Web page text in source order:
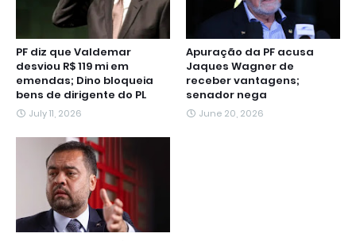
PF diz que Valdemar
desviou R$ 119 mi em
emendas; Dino bloqueia
bens de dirigente do PL
July 11, 2026
Apuração da PF acusa
Jaques Wagner de
receber vantagens;
senador nega
June 20, 2026